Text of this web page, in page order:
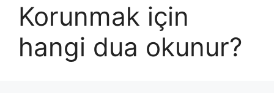
Korunmak için
hangi dua okunur?